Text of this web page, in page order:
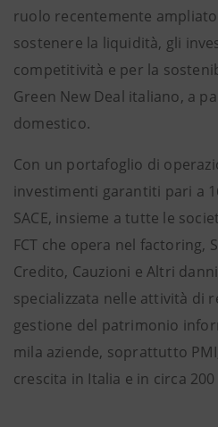
ruolo recentemente
sostenere la liquidità, gli
competitività e per la
Green New Deal italiano, a
domestico.
Con un portafoglio di
investimenti garantiti pari a
SACE, insieme a tutte le
FCT che opera nel factoring,
Credito, Cauzioni e Altri danni
specializzata nelle attività di
gestione del patrimonio
mila aziende, soprattutto
crescita in Italia e in circa